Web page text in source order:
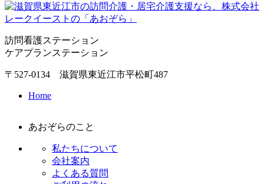
訪問看護ステーション
ケアプランステーション
〒527-0134 滋賀県東近江市平松町487
Home
あおぞらのこと
私たちについて
会社案内
よくある質問